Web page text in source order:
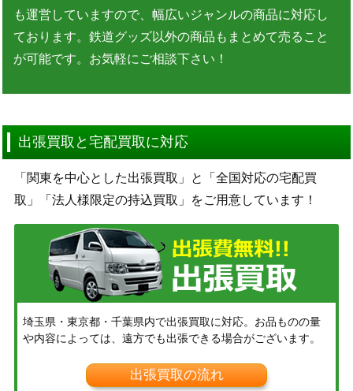
も運営していますので、幅広いジャンルの商品に対応し
ております。鉄道グッズ以外の商品もまとめて売ること
が可能です。お気軽にご相談下さい！
出張買取と宅配買取に対応
「関東を中心とした出張買取」と「全国対応の宅配買
取」「法人様限定の持込買取」をご用意しています！
埼玉県・東京都・千葉県内で出張買取に対応。お品ものの量
や内容によっては、遠方でも出張できる場合がございます。
出張買取の流れ